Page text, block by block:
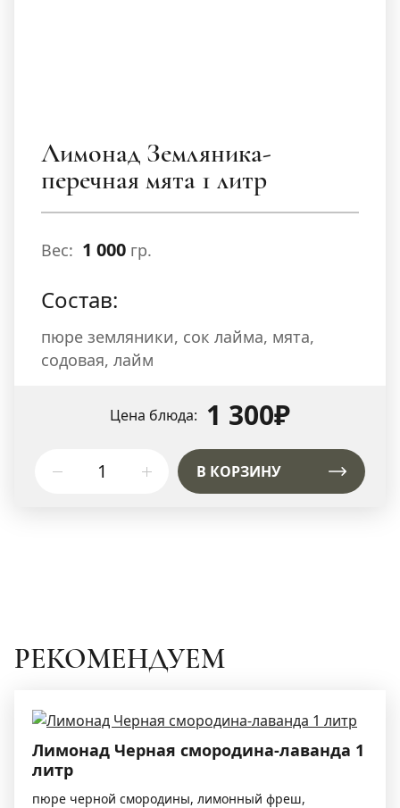
Лимонад Земляника-
перечная мята 1 литр
Вес: 1 000 гр.
Состав:
пюре земляники, сок лайма, мята,
содовая, лайм
Цена блюда: 1 300₽
В КОРЗИНУ
РЕКОМЕНДУЕМ
Лимонад Черная смородина-лаванда 1
литр
пюре черной смородины, лимонный фреш,